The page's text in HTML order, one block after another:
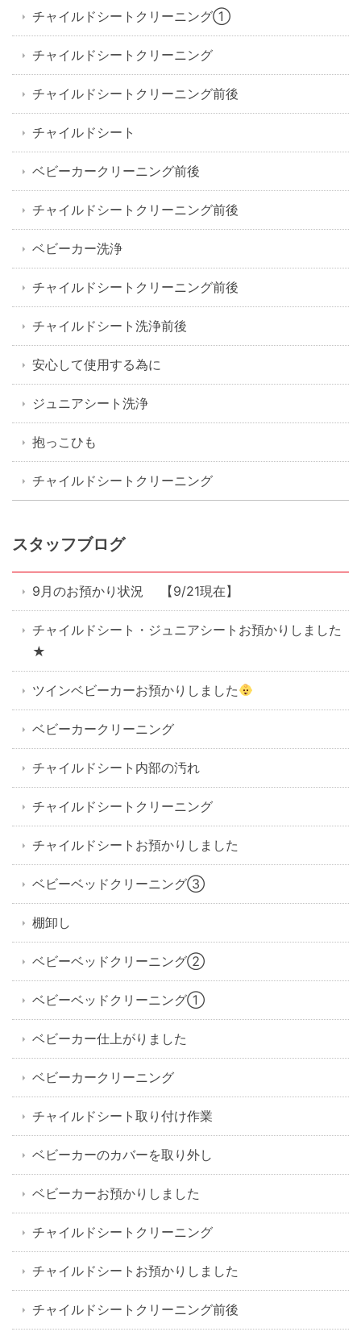
チャイルドシートクリーニング①
チャイルドシートクリーニング
チャイルドシートクリーニング前後
チャイルドシート
ベビーカークリーニング前後
チャイルドシートクリーニング前後
ベビーカー洗浄
チャイルドシートクリーニング前後
チャイルドシート洗浄前後
安心して使用する為に
ジュニアシート洗浄
抱っこひも
チャイルドシートクリーニング
スタッフブログ
9月のお預かり状況 【9/21現在】
チャイルドシート・ジュニアシートお預かりしました
★
ツインベビーカーお預かりしました
ベビーカークリーニング
チャイルドシート内部の汚れ
チャイルドシートクリーニング
チャイルドシートお預かりしました
ベビーベッドクリーニング③
棚卸し
ベビーベッドクリーニング②
ベビーベッドクリーニング①
ベビーカー仕上がりました
ベビーカークリーニング
チャイルドシート取り付け作業
ベビーカーのカバーを取り外し
ベビーカーお預かりしました
チャイルドシートクリーニング
チャイルドシートお預かりしました
チャイルドシートクリーニング前後